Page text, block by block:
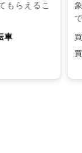
もらえるこ
車